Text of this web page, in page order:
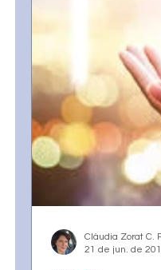
Cláudia Zorat C.
21 de jun. de